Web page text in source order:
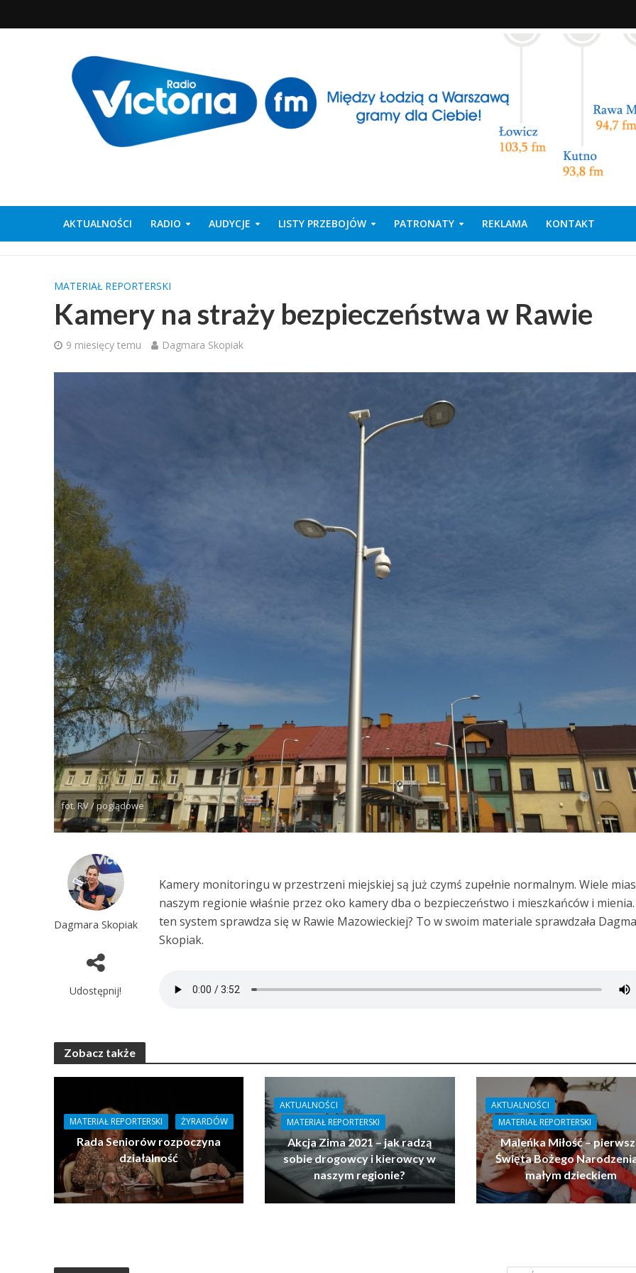
AKTUALNOŚCI RADIO AUDYCJE LISTY PRZEBOJÓW PATRONATY REKLAMA KONTAKT
MATERIAŁ REPORTERSKI
Kamery na straży bezpieczeństwa w Rawie
9 miesięcy temu Dagmara Skopiak
fot. RV / poglądowe
Dagmara Skopiak
Udostępnij!
Kamery monitoringu w przestrzeni miejskiej są już czymś zupełnie normalnym. Wiele
naszym regionie właśnie przez oko kamery dba o bezpieczeństwo i mieszkańców i mienia.
ten system sprawdza się w Rawie Mazowieckiej? To w swoim materiale sprawdzała
Skopiak.
Zobacz także
MATERIAŁ REPORTERSKI ŻYRARDÓW
Rada Seniorów rozpoczyna
działalność
AKTUALNOŚCI
MATERIAŁ REPORTERSKI
Akcja Zima 2021 – jak radzą
sobie drogowcy i kierowcy w
naszym regionie?
AKTUALNOŚCI
MATERIAŁ REPORTERSKI
Maleńka Miłość –
Święta Bożego
małym dzieckiem